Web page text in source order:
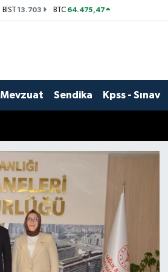
BİST13.703 BTC 64.475,47
Mevzuat Sendika Kpss - Sınav